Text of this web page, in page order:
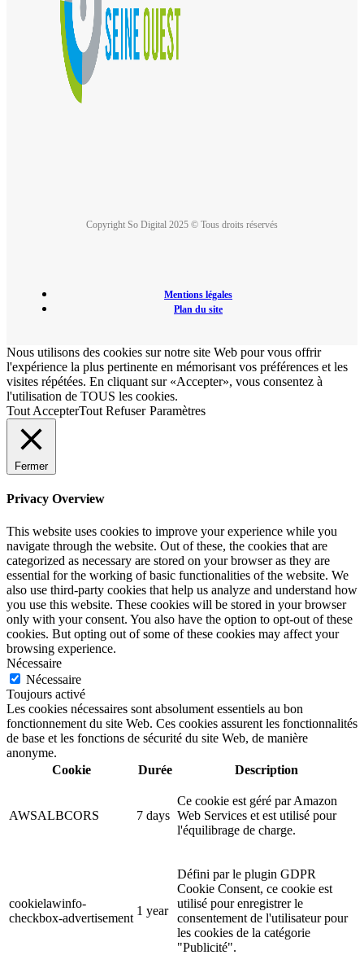
Copyright So Digital 2025 © Tous droits réservés
Mentions légales
Plan du site
Nous utilisons des cookies sur notre site Web pour vous offrir
l'expérience la plus pertinente en mémorisant vos préférences et les
visites répétées. En cliquant sur «Accepter», vous consentez à
l'utilisation de TOUS les cookies.
Tout AccepterTout Refuser Paramètres
Fermer
Privacy Overview
This website uses cookies to improve your experience while you
navigate through the website. Out of these, the cookies that are
categorized as necessary are stored on your browser as they are
essential for the working of basic functionalities of the website. We
also use third-party cookies that help us analyze and understand how
you use this website. These cookies will be stored in your browser
only with your consent. You also have the option to opt-out of these
cookies. But opting out of some of these cookies may affect your
browsing experience.
Nécessaire
Nécessaire
Toujours activé
Les cookies nécessaires sont absolument essentiels au bon
fonctionnement du site Web. Ces cookies assurent les fonctionnalités
de base et les fonctions de sécurité du site Web, de manière
anonyme.
Cookie
Durée Description
AWSALBCORS 7 days
Ce cookie est géré par Amazon
Web Services et est utilisé pour
l'équilibrage de charge.
cookielawinfo-
checkbox-advertisement
1 year
Défini par le plugin GDPR
Cookie Consent, ce cookie est
utilisé pour enregistrer le
consentement de l'utilisateur pour
les cookies de la catégorie
"Publicité".